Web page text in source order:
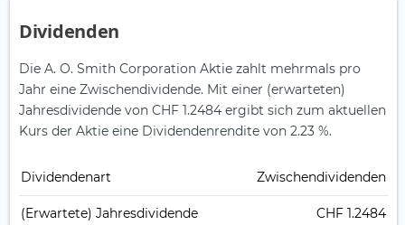
Dividenden
Die A. O. Smith Corporation Aktie zahlt mehrmals pro
Jahr eine Zwischendividende. Mit einer (erwarteten)
Jahresdividende von CHF 1.2484 ergibt sich zum aktuellen
Kurs der Aktie eine Dividendenrendite von 2.23 %.
Dividendenart Zwischendividenden
(Erwartete) Jahresdividende CHF 1.2484